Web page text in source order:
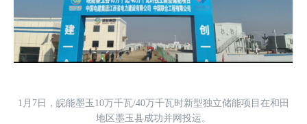
1月7日，皖能墨玉10万千瓦/40万千瓦时新型独立储能项目在和田
地区墨玉县成功并网投运。